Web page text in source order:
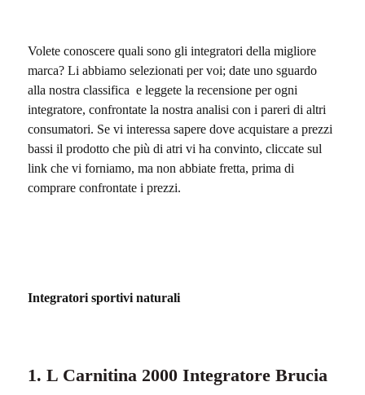
Volete conoscere quali sono gli integratori della migliore
marca? Li abbiamo selezionati per voi; date uno sguardo
alla nostra classifica e leggete la recensione per ogni
integratore, confrontate la nostra analisi con i pareri di altri
consumatori. Se vi interessa sapere dove acquistare a prezzi
bassi il prodotto che più di atri vi ha convinto, cliccate sul
link che vi forniamo, ma non abbiate fretta, prima di
comprare confrontate i prezzi.
Integratori sportivi naturali
1. L Carnitina 2000 Integratore Brucia